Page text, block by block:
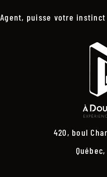
Agent, puisse votre
420, boul
Québec,